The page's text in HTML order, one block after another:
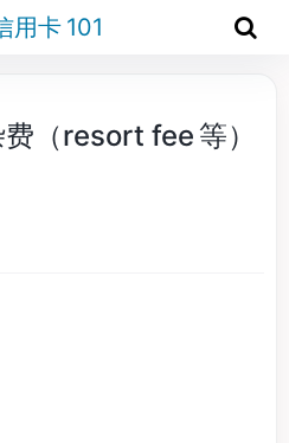
用卡 101
（resort fee 等）